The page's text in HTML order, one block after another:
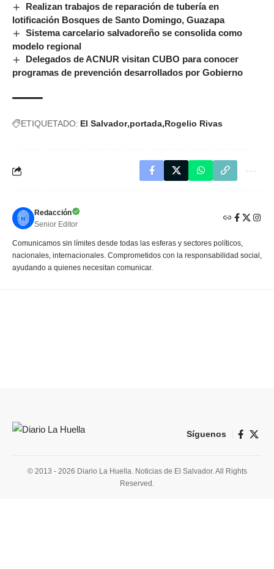
Realizan trabajos de reparación de tubería en
lotificación Bosques de Santo Domingo, Guazapa
Sistema carcelario salvadoreño se consolida como
modelo regional
Delegados de ACNUR visitan CUBO para conocer
programas de prevención desarrollados por Gobierno
ETIQUETADO: El Salvador portada Rogelio Rivas
Redacción
Senior Editor
Comunicamos sin límites desde todas las esferas y sectores políticos,
nacionales, internacionales. Comprometidos con la responsabilidad social,
ayudando a quienes necesitan comunicar.
Síguenos
© 2013 - 2026 Diario La Huella. Noticias de El Salvador. All Rights
Reserved.